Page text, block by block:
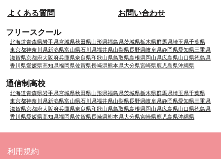
よくある質問
お問い合わせ
フリースクール
北海道青森県岩手県宮城県秋田県山形県福島県茨城県栃木県群馬県埼玉県千葉県
東京都神奈川県新潟県富山県石川県福井県山梨県長野県岐阜県静岡県愛知県三重県
滋賀県京都府大阪府兵庫県奈良県和歌山県鳥取県島根県岡山県広島県山口県徳島県
香川県愛媛県高知県福岡県佐賀県長崎県熊本県大分県宮崎県鹿児島県沖縄県
通信制高校
北海道青森県岩手県宮城県秋田県山形県福島県茨城県栃木県群馬県埼玉県千葉県
東京都神奈川県新潟県富山県石川県福井県山梨県長野県岐阜県静岡県愛知県三重県
滋賀県京都府大阪府兵庫県奈良県和歌山県鳥取県島根県岡山県広島県山口県徳島県
香川県愛媛県高知県福岡県佐賀県長崎県熊本県大分県宮崎県鹿児島県沖縄県
利用規約